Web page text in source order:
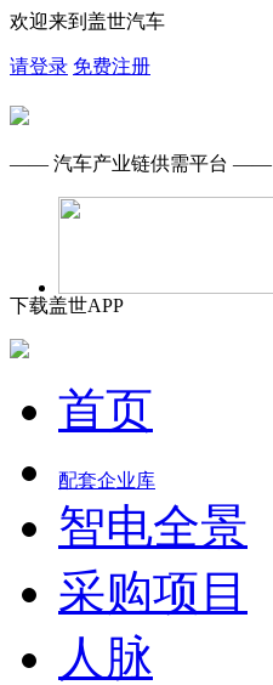
欢迎来到盖世汽车
请登录 免费注册
—— 汽车产业链供需平台 ——
下载盖世APP
首页
配套企业库
智电全景
采购项目
人脉